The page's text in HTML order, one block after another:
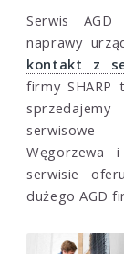
Serwis AGD
naprawy
kontakt z
firmy SHARP
sprzedajemy
serwisowe -
Węgorzewa
serwisie
dużego AGD